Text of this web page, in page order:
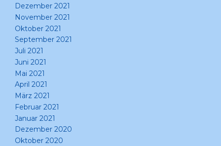
Dezember 2021
November 2021
Oktober 2021
September 2021
Juli 2021
Juni 2021
Mai 2021
April 2021
März 2021
Februar 2021
Januar 2021
Dezember 2020
Oktober 2020